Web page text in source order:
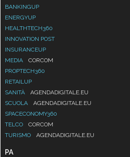
BANKINGUP
ENERGYUP
HEALTHTECH360
INNOVATION POST
INSURANCEUP
MEDIA
CORCOM
PROPTECH360
RETAILUP
SANITÀ
AGENDADIGITALE.EU
SCUOLA
AGENDADIGITALE.EU
SPACECONOMY360
TELCO
CORCOM
TURISMO
AGENDADIGITALE.EU
PA